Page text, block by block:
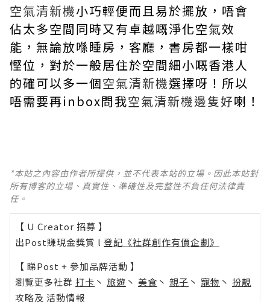
空氣清新機小巧輕便而且易於擺放，唔會
佔太多空間同時又有卓越嘅淨化空氣效
能，無論放喺睡房，客廳，書房都一樣咁
慳位，對於一般居住於空間細小嘅香港人
的確可以多一個空氣清新機選擇呀！所以
唔需要再inbox問我空氣清新機邊隻好喇！
*本站之內容由作者所提供，並不代表本站的立場。因此本站對
所有博客的立場、真實性、準確性及完整性不負任何法律責
任。
【 U Creator 招募 】
出Post賺現金獎賞 l 登記《社群創作有價企劃》
【 睇Post + 參加品牌活動 】
瀏覽更多社群 打卡 丶 旅遊 丶 美食 丶 親子 丶 寵物 丶 扮靚
攻略及 活動情報